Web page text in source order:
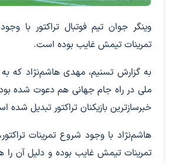
وینگر جوان تیم فوتبال تراکتور با
تمرینات تیمش غایب بوده است.
به گزارش تسنیم، مهدی هاشم‌نژاد که به
ملی در راه جام جهانی هم دعوت شده
خبرسازترین بازیکنان تراکتور تبدیل شده
هاشم‌نژاد با وجود شروع تمرینات
تمرینات تیمش غایب بوده و دلیل آن را